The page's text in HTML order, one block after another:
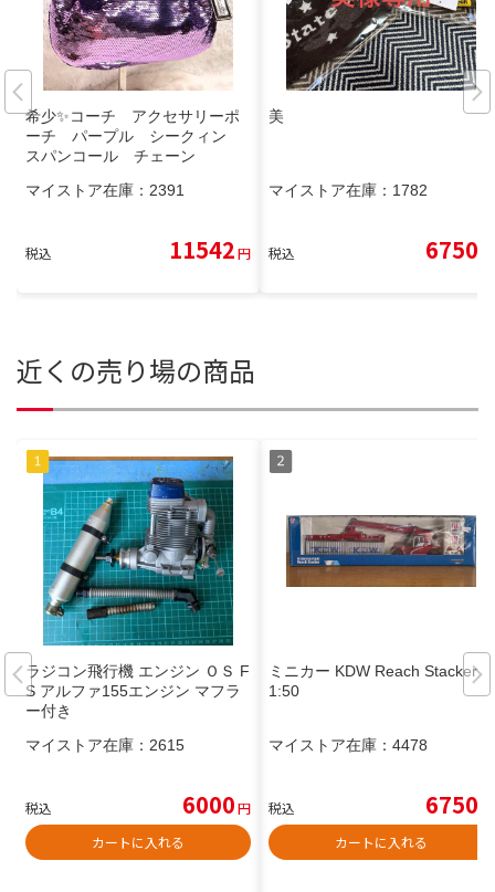
希少✨コーチ アクセサリーポ
ーチ パープル シークィン
スパンコール チェーン
マイストア在庫： 2391
税込 11542円
美
マイストア在庫： 1782
税込 6750
近くの売り場の商品
ラジコン飛行機 エンジン ＯＳ F
S アルファ155エンジン マフラ
ー付き
マイストア在庫： 2615
税込 6000円
カートに入れる
ミニカー KDW Reach Stacker
1:50
マイストア在庫： 4478
税込 6750
カートに入れる